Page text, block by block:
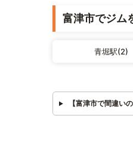
富津市でジム
青堀駅(2)
【富津市で間違い